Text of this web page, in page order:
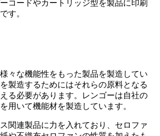
コードやカートリッジ型を製品に印刷
す。
々な機能性をもった製品を製造してい
製造するためにはそれらの原料となる
る必要があります。レンゴーは自社の
用いて機能材を製造しています。
関連製品に力を入れており、セロファ